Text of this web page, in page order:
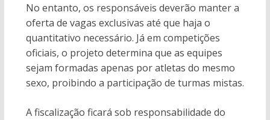
No entanto, os responsáveis deverão manter a
oferta de vagas exclusivas até que haja o
quantitativo necessário. Já em competições
oficiais, o projeto determina que as equipes
sejam formadas apenas por atletas do mesmo
sexo, proibindo a participação de turmas mistas.
A fiscalização ficará sob responsabilidade do